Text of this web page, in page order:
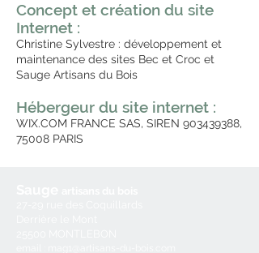
Concept et création du site
Internet :
Christine Sylvestre : développement et
maintenance des sites Bec et Croc et
Sauge Artisans du Bois
Hébergeur du site internet :
WIX.COM FRANCE SAS, SIREN 903439388,
75008 PARIS